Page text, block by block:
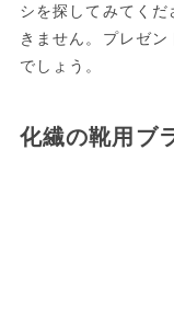
シを探してみてく
きません。プレゼ
でしょう。
化繊の靴用ブ